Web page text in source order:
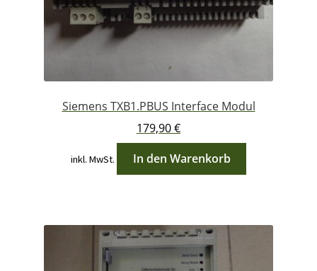
Siemens TXB1.PBUS Interface Modul
179,90€
inkl. MwSt. In den Warenkorb